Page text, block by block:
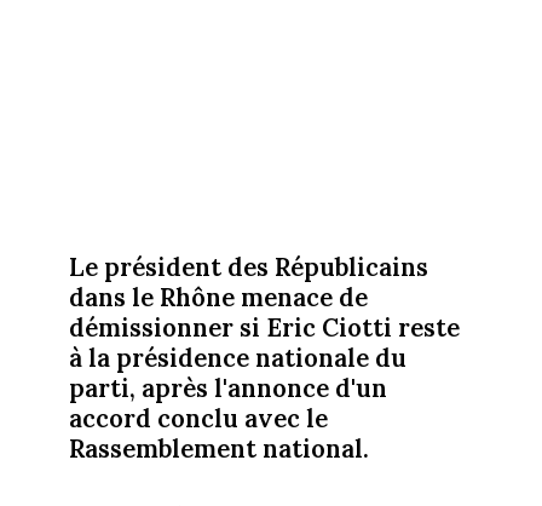
Le président des Républicains
dans le Rhône menace de
démissionner si Eric Ciotti reste
à la présidence nationale du
parti, après l'annonce d'un
accord conclu avec le
Rassemblement national.